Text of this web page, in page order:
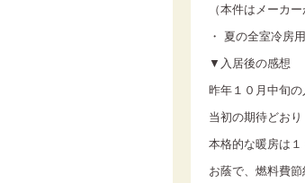
（本件はメーカ
・ 夏の全室冷房
▼入居後の感想
昨年１０月中旬
当初の期待どお
本格的な暖房は
お蔭で、燃料費節